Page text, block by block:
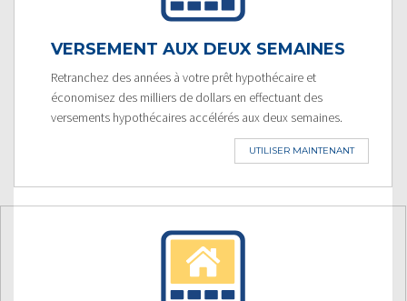
VERSEMENT AUX DEUX SEMAINES
Retranchez des années à votre prêt hypothécaire et
économisez des milliers de dollars en effectuant des
versements hypothécaires accélérés aux deux semaines.
UTILISER MAINTENANT